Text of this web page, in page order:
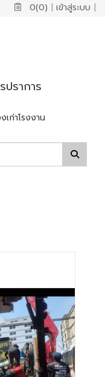
0(0) | เข้าสู่ระบบ |
ปราการ
เก่าโรงงาน